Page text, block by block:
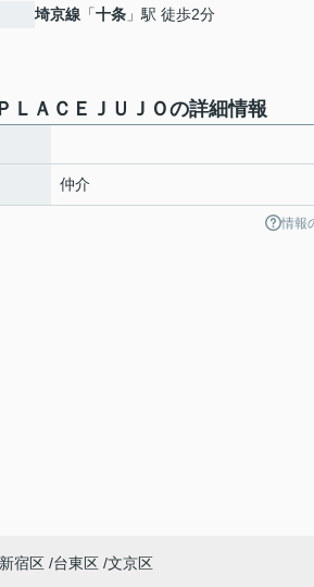
埼京線 「十条 」駅 徒歩2分
ＬＡＣＥＪＵＪＯの詳細情報
仲介
情報
新宿区 台東区 文京区